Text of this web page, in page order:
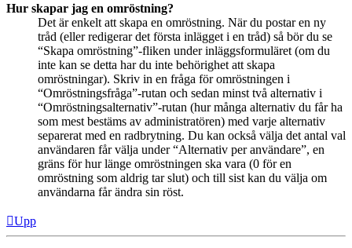
Hur skapar jag en omröstning?
Det är enkelt att skapa en omröstning. När du postar en ny
tråd (eller redigerar det första inlägget i en tråd) så bör du se
“Skapa omröstning”-fliken under inläggsformuläret (om du
inte kan se detta har du inte behörighet att skapa
omröstningar). Skriv in en fråga för omröstningen i
“Omröstningsfråga”-rutan och sedan minst två alternativ i
“Omröstningsalternativ”-rutan (hur många alternativ du får ha
som mest bestäms av administratören) med varje alternativ
separerat med en radbrytning. Du kan också välja det antal val
användaren får välja under “Alternativ per användare”, en
gräns för hur länge omröstningen ska vara (0 för en
omröstning som aldrig tar slut) och till sist kan du välja om
användarna får ändra sin röst.
Upp